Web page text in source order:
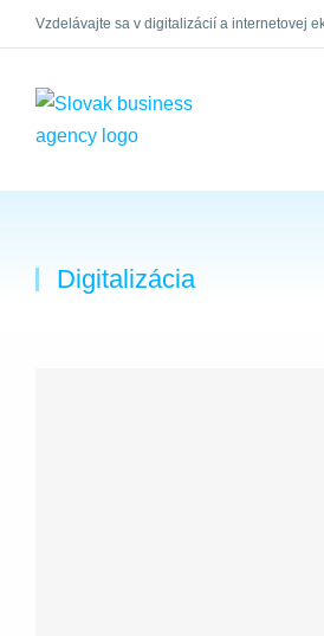
Vzdelávajte sa v digitalizácií a internetovej
Digitalizácia